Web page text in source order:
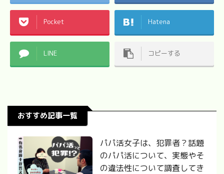
Pocket Hatena
LINE コピーする
おすすめ記事一覧
パパ活女子は、犯罪者？話題
のパパ活について、実態やそ
の違法性について調査してき